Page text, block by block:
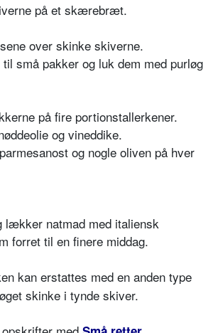
på et skærebræt.
over skinke skiverne.
små pakker og luk dem med purløg
på fire portionstallerkener.
og vineddike.
og nogle oliven på hver
lækker natmad med italiensk
forret til en finere middag.
kan erstattes med en anden type
skinke i tynde skiver.